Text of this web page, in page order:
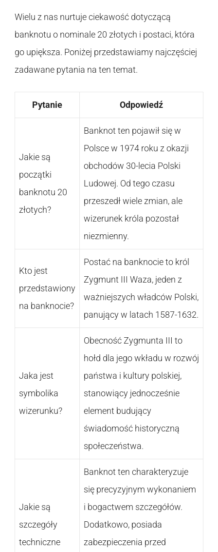
Wielu z nas nurtuje ciekawość dotyczącą
banknotu o nominale 20 złotych i postaci, która
go upiększa. Poniżej przedstawiamy najczęściej
zadawane pytania na ten temat.
Pytanie Odpowiedź
Jakie są
początki
banknotu 20
złotych?
Banknot ten pojawił się w
Polsce w 1974 roku z okazji
obchodów 30-lecia Polski
Ludowej. Od tego czasu
przeszedł wiele zmian, ale
wizerunek króla pozostał
niezmienny.
Kto jest
przedstawiony
na banknocie?
Postać na banknocie to król
Zygmunt III Waza, jeden z
ważniejszych władców Polski,
panujący w latach 1587-1632.
Jaka jest
symbolika
wizerunku?
Obecność Zygmunta III to
hołd dla jego wkładu w rozwój
państwa i kultury polskiej,
stanowiący jednocześnie
element budujący
świadomość historyczną
społeczeństwa.
Jakie są
szczegóły
techniczne
Banknot ten charakteryzuje
się precyzyjnym wykonaniem
i bogactwem szczegółów.
Dodatkowo, posiada
zabezpieczenia przed